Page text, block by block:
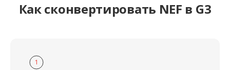
Как сконвертировать NEF в G3
1